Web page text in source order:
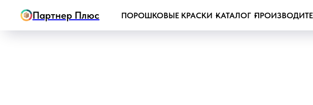
Партнер Плюс ПОРОШКОВЫЕ КРАСКИ КАТАЛОГ